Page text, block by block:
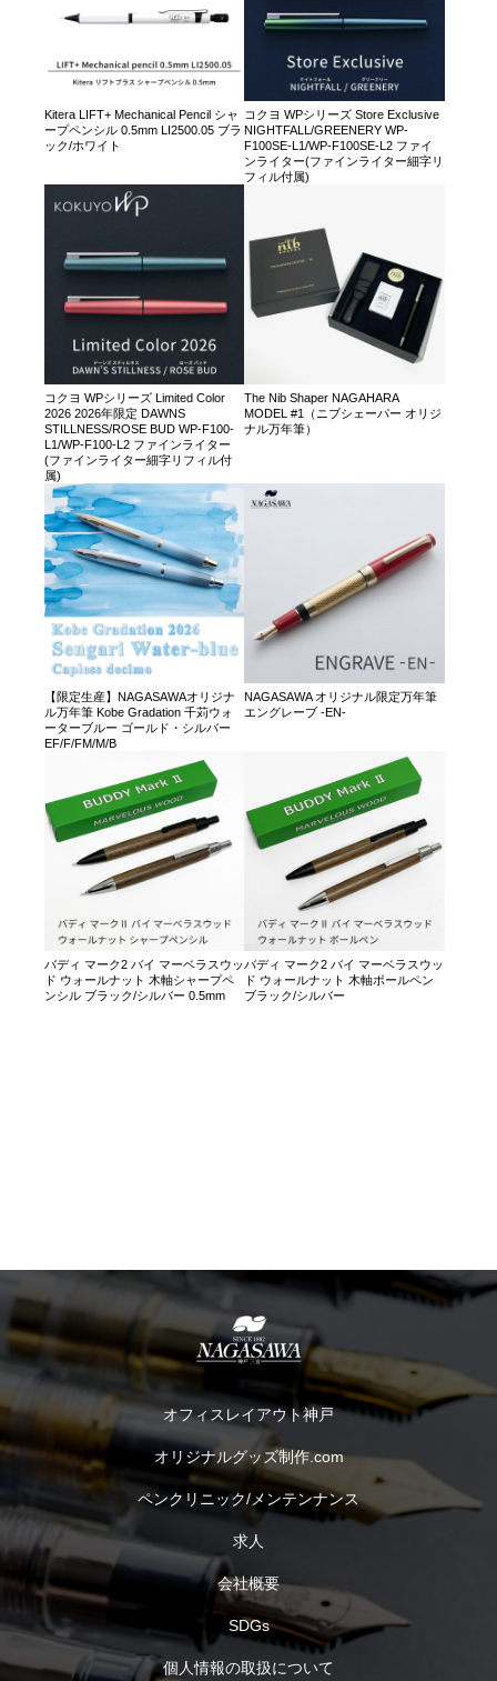
Kitera LIFT+ Mechanical Pencil シャ
ープペンシル 0.5mm LI2500.05 ブラ
ック/ホワイト
コクヨ WPシリーズ Store Exclusive
NIGHTFALL/GREENERY WP-
F100SE-L1/WP-F100SE-L2 ファイ
ンライター(ファインライター細字リ
フィル付属)
コクヨ WPシリーズ Limited Color
2026 2026年限定 DAWNS
STILLNESS/ROSE BUD WP-F100-
L1/WP-F100-L2 ファインライター
(ファインライター細字リフィル付
属)
The Nib Shaper NAGAHARA
MODEL #1（ニブシェーパー オリジ
ナル万年筆）
【限定生産】NAGASAWAオリジナ
ル万年筆 Kobe Gradation 千苅ウォ
ーターブルー ゴールド・シルバー
EF/F/FM/M/B
NAGASAWA オリジナル限定万年筆
エングレーブ -EN-
バディ マーク2 バイ マーベラスウッ
ド ウォールナット 木軸シャープペ
ンシル ブラック/シルバー 0.5mm
バディ マーク2 バイ マーベラスウッ
ド ウォールナット 木軸ボールペン
ブラック/シルバー
オフィスレイアウト神戸
オリジナルグッズ制作.com
ペンクリニック/メンテンナンス
求人
会社概要
SDGs
個人情報の取扱について